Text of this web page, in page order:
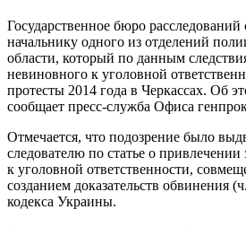
Государственное бюро
начальнику одного из отделений
области, который по данным
невиновного к уголовной
протесты 2014 года в Черкассах. Об
сообщает пресс-служба Офиса
Отмечается, что подозрение было
следователю по статье о
к уголовной ответственности,
созданием доказательств обвинения
кодекса Украины.